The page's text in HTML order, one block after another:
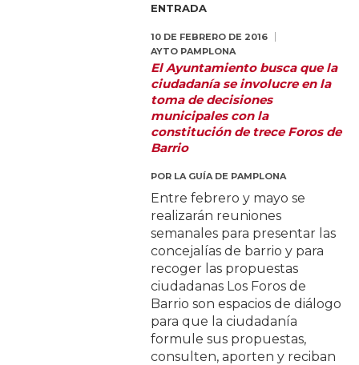
ENTRADA
10 DE FEBRERO DE 2016
AYTO PAMPLONA
El Ayuntamiento busca que la
ciudadanía se involucre en la
toma de decisiones
municipales con la
constitución de trece Foros de
Barrio
POR LA GUÍA DE PAMPLONA
Entre febrero y mayo se
realizarán reuniones
semanales para presentar las
concejalías de barrio y para
recoger las propuestas
ciudadanas Los Foros de
Barrio son espacios de diálogo
para que la ciudadanía
formule sus propuestas,
consulten, aporten y reciban